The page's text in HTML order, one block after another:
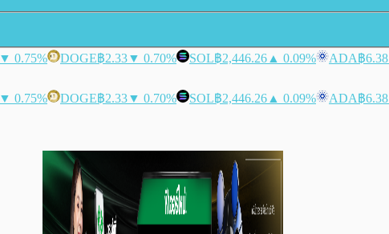
▼ 0.75% DOGE฿2.33▼ 0.70% SOL฿2,446.26 ▲ 0.09% ADA฿6.38
▼ 0.75% DOGE฿2.33▼ 0.70% SOL฿2,446.26 ▲ 0.09% ADA฿6.38